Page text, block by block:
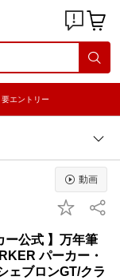
要エントリー
動画
ー公式 】万年筆
パーカー・
ェブロンGT/クラ